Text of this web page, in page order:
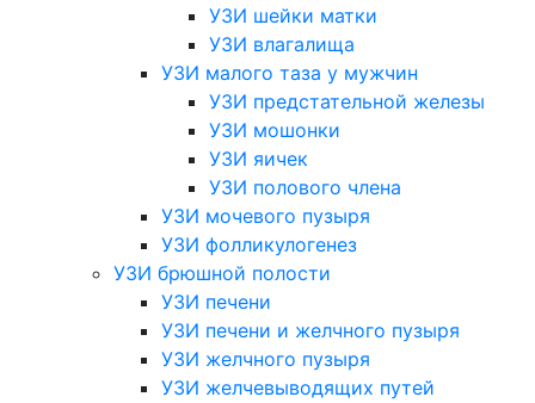
УЗИ шейки матки
УЗИ влагалища
УЗИ малого таза у мужчин
УЗИ предстательной железы
УЗИ мошонки
УЗИ яичек
УЗИ полового члена
УЗИ мочевого пузыря
УЗИ фолликулогенез
УЗИ брюшной полости
УЗИ печени
УЗИ печени и желчного пузыря
УЗИ желчного пузыря
УЗИ желчевыводящих путей